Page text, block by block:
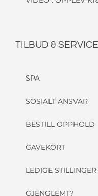
TILBUD & SERVICE
SPA
SOSIALT ANSVAR
BESTILL OPPHOLD
GAVEKORT
LEDIGE STILLINGER
GJENGLEMT?